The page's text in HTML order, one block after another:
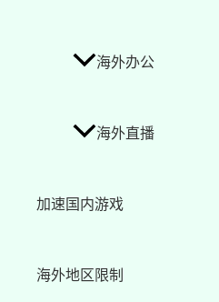
海外办公
海外直播
加速国内游戏
海外地区限制